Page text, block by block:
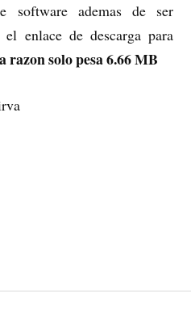
software ademas de ser
enlace de descarga para
solo pesa 6.66 MB